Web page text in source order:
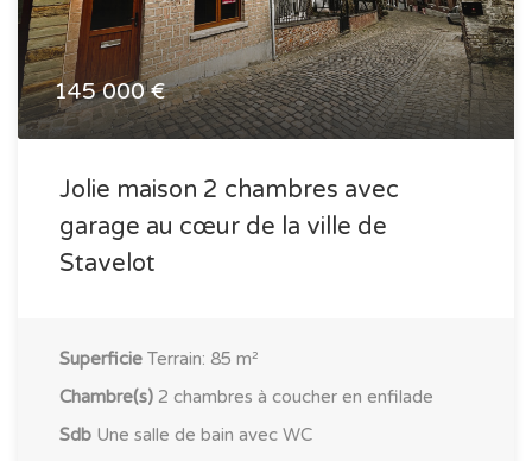
145 000 €
Jolie maison 2 chambres avec
garage au cœur de la ville de
Stavelot
Superficie Terrain: 85 m²
Chambre(s) 2 chambres à coucher en enfilade
Sdb Une salle de bain avec WC